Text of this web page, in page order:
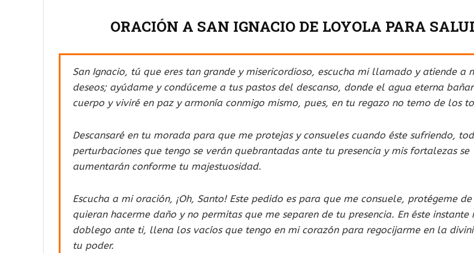
ORACIÓN A SAN IGNACIO DE LOYOLA PARA
San Ignacio, tú que eres tan grande y misericordioso, escucha mi llamado y atiende a
deseos; ayúdame y condúceme a tus pastos del descanso, donde el agua eterna
cuerpo y viviré en paz y armonía conmigo mismo, pues, en tu regazo no temo de los
Descansaré en tu morada para que me protejas y consueles cuando éste sufriendo,
perturbaciones que tengo se verán quebrantadas ante tu presencia y mis fortalezas se
aumentarán conforme tu majestuosidad.
Escucha a mi oración, ¡Oh, Santo! Este pedido es para que me consuele, protégeme
quieran hacerme daño y no permitas que me separen de tu presencia. En éste instante
doblego ante ti, llena los vacíos que tengo en mi corazón para regocijarme en la
tu poder.
CON ESTA ORACIÓN A SAN
VAS A PODER LOGRAR
DE UNA PERSONA. ...